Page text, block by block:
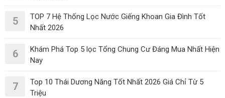
5
TOP 7 Hệ Thống Lọc Nước Giếng Khoan Gia Đình Tốt
Nhất 2026
6
Khám Phá Top 5 lọc Tổng Chung Cư Đáng Mua Nhất Hiện
Nay
7
Top 10 Thái Dương Năng Tốt Nhất 2026 Giá Chỉ Từ 5
Triệu